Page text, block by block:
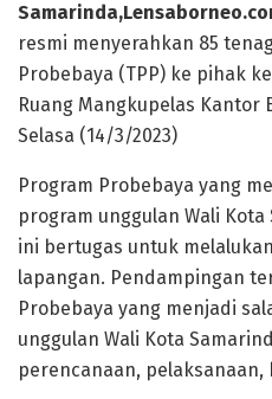
resmi menyerahkan 85
Probebaya (TPP) ke pihak
Ruang Mangkupelas Kantor
Selasa (14/3/2023)
Program Probebaya yang
program unggulan Wali
ini bertugas untuk
lapangan. Pendampingan
Probebaya yang menjadi
unggulan Wali Kota
perencanaan, pelaksanaan,